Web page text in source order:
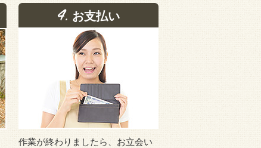
お支払い
作業が終わりましたら、お立会い